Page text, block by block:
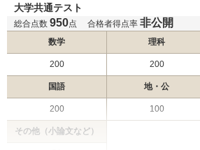
2月6日
昭和医科大学 長野県地域枠
昭和医科大学 一般選抜入試（Ⅰ期）
帝京大学 一般（福島枠）
帝京大学 一般（静岡枠）
帝京大学 一般（茨城枠）
帝京大学 一般（群馬枠）
大学共通テスト
総合点数 950点 合格者得点率 非公開
数学 理科
200 200
国語 地・公
200 100
その他（小論文など）